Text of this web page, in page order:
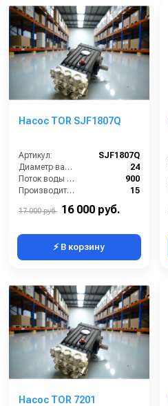
Насос TOR SJF1807Q
Артикул:
SJF1807Q
Диаметр вала (мм):
24
Поток воды (л/час):
900
Производительность (л/мин):
15
17 000 руб. 16 000 руб.
⚡ В корзину
Насос TOR 7201